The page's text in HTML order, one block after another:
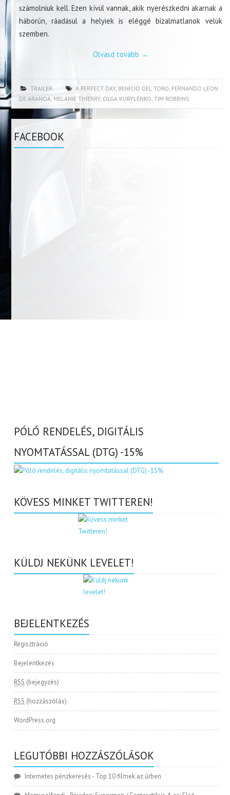
számolniuk kell. Ezen kívül vannak, akik nyerészkedni akarnak a
háborún, ráadásul a helyiek is eléggé bizalmatlanok velük
szemben.
Olvasd tovább →
TRAILER A PERFECT DAY, BENICIO DEL TORO, FERNANDO LEON
DE ARANOA, MELANIE THIERRY, OLGA KURYLENKO,TIM ROBBINS
FACEBOOK
PÓLÓ RENDELÉS, DIGITÁLIS
NYOMTATÁSSAL (DTG) -15%
KÖVESS MINKET TWITTEREN!
KÜLDJ NEKÜNK LEVELET!
BEJELENTKEZÉS
Regisztráció
Bejelentkezés
RSS (bejegyzés)
RSS (hozzászólás)
WordPress.org
LEGUTÓBBI HOZZÁSZÓLÁSOK
Internetes pénzkeresés - Top 10 filmek az űrben